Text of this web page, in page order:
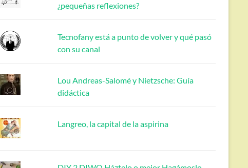
¿pequeñas reflexiones?
Tecnofany está a punto de volver y qué pasó
con su canal
Lou Andreas-Salomé y Nietzsche: Guía
didáctica
Langreo, la capital de la aspirina